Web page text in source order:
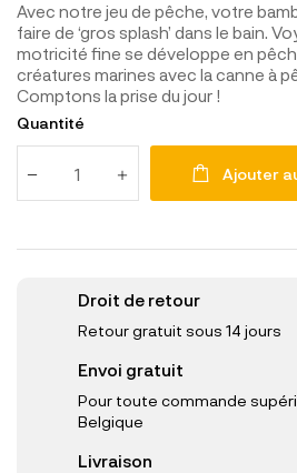
Avec notre jeu de pêche, votre
faire de ‘gros splash’ dans le bain.
motricité fine se développe en
créatures marines avec la canne à
Comptons la prise du jour !
Quantité
Ajouter
Droit de retour
Retour gratuit sous 14 jours
Envoi gratuit
Pour toute commande
Belgique
Livraison